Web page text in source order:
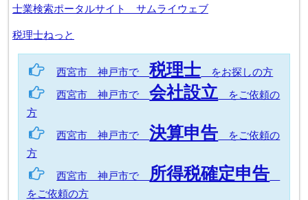
士業検索ポータルサイト サムライウェブ
税理士ねっと
西宮市 神戸市で税理士 をお探しの方
西宮市 神戸市で会社設立 をご依頼の
方
西宮市 神戸市で 決算申告 をご依頼の
方
西宮市 神戸市で 所得税確定申告
をご依頼の方